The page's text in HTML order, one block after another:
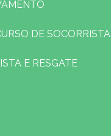
CURSO DE SOCORRISTA
E RESGATE